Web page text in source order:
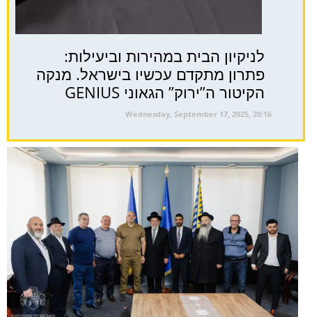
לניקיון הבית במהירות וביעילות:
פתרון מתקדם עכשיו בישראל. מנקה
הקיטור ה”ירוק” הגאוני GENIUS
Wednesday, September 17, 2025, 20:16